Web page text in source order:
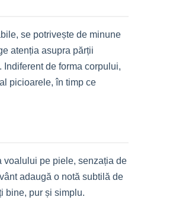
se potrivește de minune
atenția asupra părții
de forma corpului,
picioarele, în timp ce
voalului pe piele, senzația de
adaugă o notă subtilă de
bine, pur și simplu.